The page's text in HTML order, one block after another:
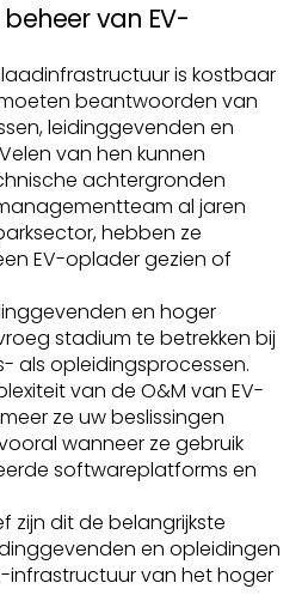
van EV-
is kostbaar
beantwoorden van
leidinggevenden en
van hen kunnen
achtergronden
al jaren
hebben ze
EV-oplader gezien of
en hoger
stadium te betrekken bij
als opleidingsprocessen.
van de O&M van EV-
ze uw beslissingen
wanneer ze gebruik
softwareplatforms en
zijn dit de belangrijkste
en opleidingen
infrastructuur van het hoger